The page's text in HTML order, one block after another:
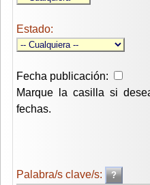
Estado:
Fecha publicación:
Marque la casilla si
fechas.
Palabra/s clave/s: